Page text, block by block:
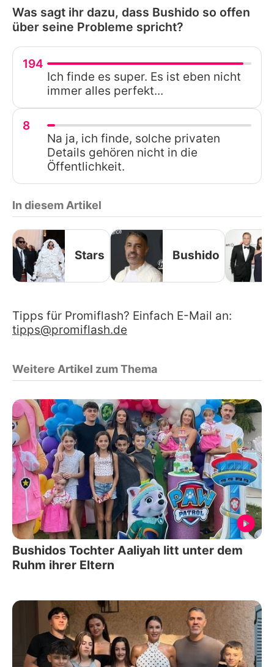
Was sagt ihr dazu, dass Bushido so offen
über seine Probleme spricht?
194
Ich finde es super. Es ist eben nicht
immer alles perfekt...
8
Na ja, ich finde, solche privaten
Details gehören nicht in die
Öffentlichkeit.
In diesem Artikel
Stars Bushido
Tipps für Promiflash? Einfach E-Mail an:
tipps@promiflash.de
Weitere Artikel zum Thema
Bushidos Tochter Aaliyah litt unter dem
Ruhm ihrer Eltern